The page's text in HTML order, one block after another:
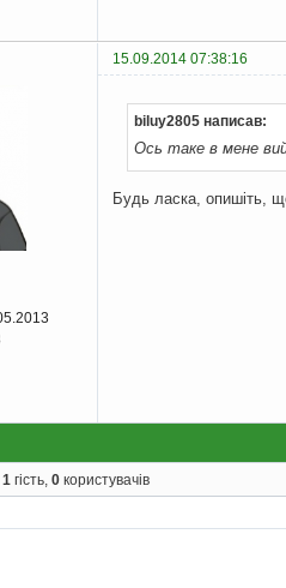
}
}
}
15.09.2014 07:38:16
biluy2805 написав:
Ось таке в мене
Будь ласка, опишіть,
1 гість, 0 користувачів